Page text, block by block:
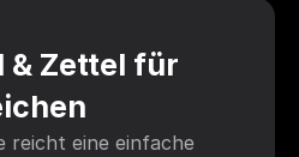
& Zettel für
reicht eine einfache